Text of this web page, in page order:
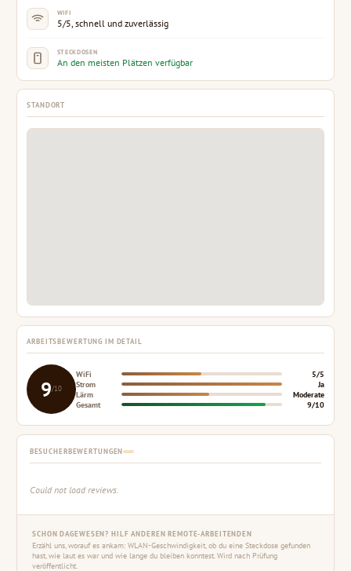
WIFI
5/5, schnell und zuverlässig
STECKDOSEN
An den meisten Plätzen verfügbar
STANDORT
ARBEITSBEWERTUNG IM DETAIL
9/10
WiFi
5/5
Strom
Ja
Lärm
Moderate
Gesamt
9/10
BESUCHERBEWERTUNGEN
Could not load reviews.
SCHON DAGEWESEN? HILF ANDEREN REMOTE-ARBEITENDEN
Erzähl uns, worauf es ankam: WLAN-Geschwindigkeit, ob du eine Steckdose gefunden
hast, wie laut es war und wie lange du bleiben konntest. Wird nach Prüfung
veröffentlicht.